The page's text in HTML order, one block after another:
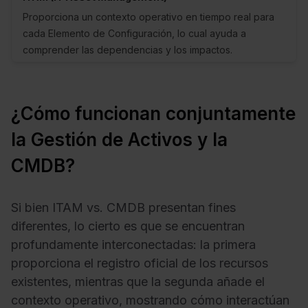
Proporciona un contexto operativo en tiempo real para
cada Elemento de Configuración, lo cual ayuda a
comprender las dependencias y los impactos.
¿Cómo funcionan conjuntamente
la Gestión de Activos y la
CMDB?
Si bien ITAM vs. CMDB presentan fines
diferentes, lo cierto es que se encuentran
profundamente interconectadas: la primera
proporciona el registro oficial de los recursos
existentes, mientras que la segunda añade el
contexto operativo, mostrando cómo interactúan